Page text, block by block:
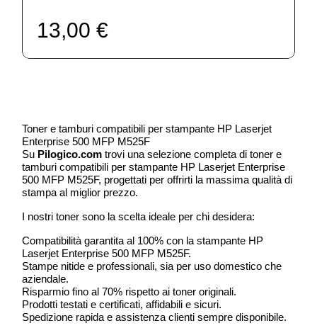
13,00 €
Toner e tamburi compatibili per stampante HP Laserjet
Enterprise 500 MFP M525F
Su Pilogico.com trovi una selezione completa di toner e
tamburi compatibili per stampante HP Laserjet Enterprise
500 MFP M525F, progettati per offrirti la massima qualità di
stampa al miglior prezzo.
I nostri toner sono la scelta ideale per chi desidera:
Compatibilità garantita al 100% con la stampante HP
Laserjet Enterprise 500 MFP M525F.
Stampe nitide e professionali, sia per uso domestico che
aziendale.
Risparmio fino al 70% rispetto ai toner originali.
Prodotti testati e certificati, affidabili e sicuri.
Spedizione rapida e assistenza clienti sempre disponibile.